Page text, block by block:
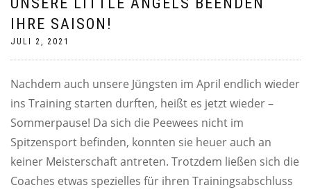
IHRE SAISON!
JULI 2, 2021
Nachdem auch unsere Jüngsten im April endlich wieder
ins Training starten durften, heißt es jetzt wieder –
Sommerpause! Da sich die Peewees nicht im
Spitzensport befinden, konnten sie heuer auch an
keiner Meisterschaft antreten. Trotzdem ließen sich die
Coaches etwas spezielles für ihren Trainingsabschluss